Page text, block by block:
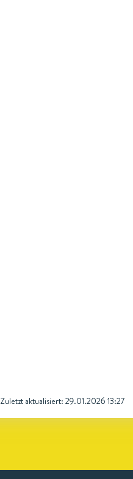
Zuletzt aktualisiert: 29.01.2026 13:27